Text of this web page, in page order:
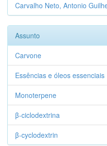
Carvalho Neto, Antonio
Assunto
Carvone
Essências e óleos essenciais
Monoterpene
β-ciclodextrina
β-cyclodextrin